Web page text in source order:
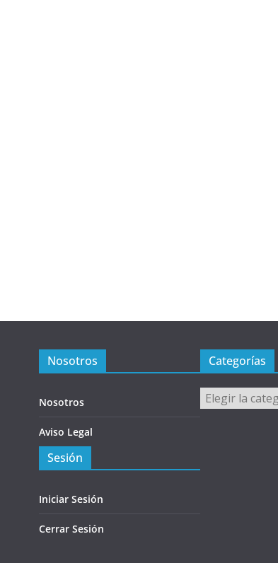
Nosotros
Nosotros
Aviso Legal
Sesión
Iniciar Sesión
Cerrar Sesión
Categorías
Categorías